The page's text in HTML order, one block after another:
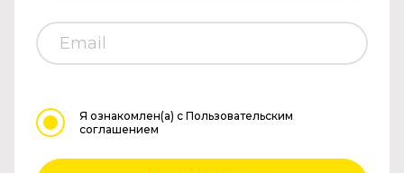
Я ознакомлен(а) с Пользовательским
соглашением